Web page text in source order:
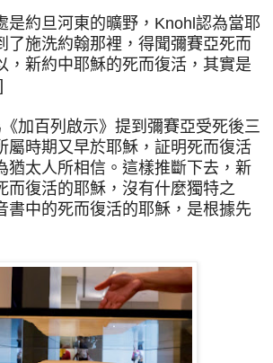
是約旦河東的曠野，Knohl認為當耶
了施洗約翰那裡，得聞彌賽亞死而
，新約中耶穌的死而復活，其實是
《加百列啟示》 提到彌賽亞受死後三
屬時期又早於耶穌，証明死而復活
猶太人所相信。這樣推斷下去，新
而復活的耶穌，沒有什麼獨特之
書中的死而復活的耶穌，是根據先